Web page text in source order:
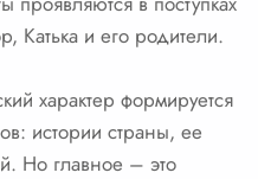
Катька и его родители.
характер формируется
истории страны, ее
Но главное – это